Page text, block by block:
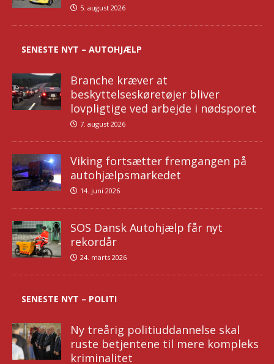
5. august 2026
SENESTE NYT – AUTOHJÆLP
Branche kræver at
beskyttelseskøretøjer bliver
lovpligtige ved arbejde i nødsporet
7. august 2026
Viking fortsætter fremgangen på
autohjælpsmarkedet
14. juni 2026
SOS Dansk Autohjælp får nyt
rekordår
24. marts 2026
SENESTE NYT – POLITI
Ny treårig politiuddannelse skal
ruste betjentene til mere kompleks
kriminalitet